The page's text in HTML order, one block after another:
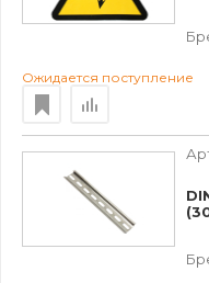
Ожидается поступление